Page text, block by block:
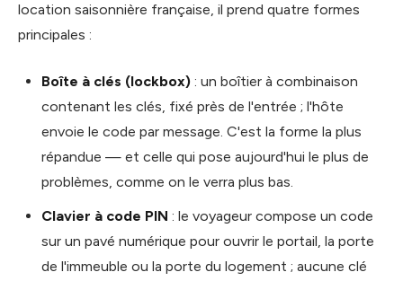
location saisonnière française, il prend quatre formes
principales :
Boîte à clés (lockbox) : un boîtier à combinaison
contenant les clés, fixé près de l'entrée ; l'hôte
envoie le code par message. C'est la forme la plus
répandue — et celle qui pose aujourd'hui le plus de
problèmes, comme on le verra plus bas.
Clavier à code PIN : le voyageur compose un code
sur un pavé numérique pour ouvrir le portail, la porte
de l'immeuble ou la porte du logement ; aucune clé